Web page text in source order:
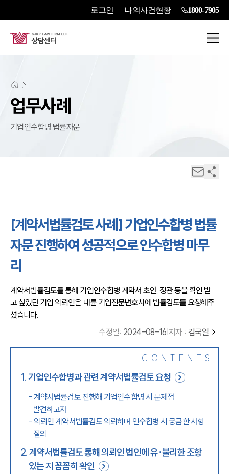
로그인 나의사건현황 1800-7905
업무사례
기업인수합병 법률자문
[계약서법률검토 사례] 기업인수합병 법률
자문 진행하여 성공적으로 인수합병 마무
리
계약서법률검토를 통해 기업인수합병 계약서 초안, 정관 등을 확인 받
고 싶었던 기업 의뢰인은 대륜 기업전문변호사에 법률검토를 요청해주
셨습니다.
수정일: 2024-08-16 |저자 : 김국일
CONTENTS
1.기업인수합병과 관련 계약서법률검토 요청
-계약서법률검토 진행해 기업인수합병 시 문제점
발견하고자
-의뢰인 계약서법률검토 의뢰하며 인수합병 시 궁금한 사항
질의
2.계약서법률검토 통해 의뢰인 법인에 유·불리한 조항
있는 지 꼼꼼히 확인